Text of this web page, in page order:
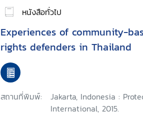
หนังสือทั่วไป
Experiences of community-
rights defenders in Thailand
สถานที่พิมพ์:
Jakarta, Indonesia :
International, 2015.